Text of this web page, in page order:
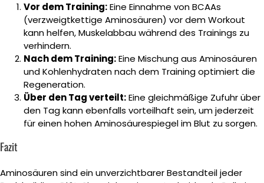
Vor dem Training:Eine Einnahme von BCAAs
(verzweigtkettige Aminosäuren) vor dem Workout
kann helfen, Muskelabbau während des Trainings zu
verhindern.
Nach dem Training:Eine Mischung aus Aminosäuren
und Kohlenhydraten nach dem Training optimiert die
Regeneration.
Über den Tag verteilt:Eine gleichmäßige Zufuhr über
den Tag kann ebenfalls vorteilhaft sein, um jederzeit
für einen hohen Aminosäurespiegel im Blut zu sorgen.
Fazit
Aminosäuren sind ein unverzichtbarer Bestandteil jeder